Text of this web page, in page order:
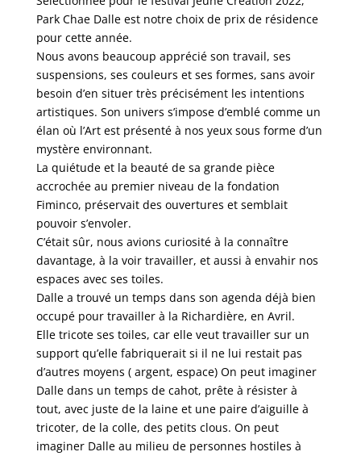
Park Chae Dalle est notre choix de prix de résidence
pour cette année.
Nous avons beaucoup apprécié son travail, ses
suspensions, ses couleurs et ses formes, sans avoir
besoin d’en situer très précisément les intentions
artistiques. Son univers s’impose d’emblé comme un
élan où l’Art est présenté à nos yeux sous forme d’un
mystère environnant.
La quiétude et la beauté de sa grande pièce
accrochée au premier niveau de la fondation
Fiminco, préservait des ouvertures et semblait
pouvoir s’envoler.
C’était sûr, nous avions curiosité à la connaître
davantage, à la voir travailler, et aussi à envahir nos
espaces avec ses toiles.
Dalle a trouvé un temps dans son agenda déjà bien
occupé pour travailler à la Richardière, en Avril.
Elle tricote ses toiles, car elle veut travailler sur un
support qu’elle fabriquerait si il ne lui restait pas
d’autres moyens ( argent, espace) On peut imaginer
Dalle dans un temps de cahot, prête à résister à
tout, avec juste de la laine et une paire d’aiguille à
tricoter, de la colle, des petits clous. On peut
imaginer Dalle au milieu de personnes hostiles à